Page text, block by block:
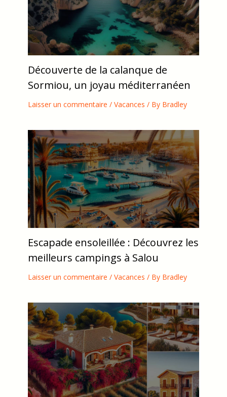
Découverte de la calanque de
Sormiou, un joyau méditerranéen
Laisser un commentaire / Vacances / By Bradley
Escapade ensoleillée : Découvrez les
meilleurs campings à Salou
Laisser un commentaire / Vacances / By Bradley